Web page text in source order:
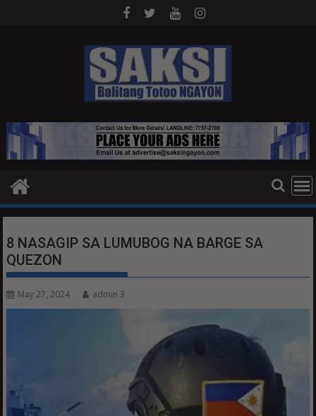
8 NASAGIP SA LUMUBOG NA BARGE SA
QUEZON
May 27, 2024 admin 3